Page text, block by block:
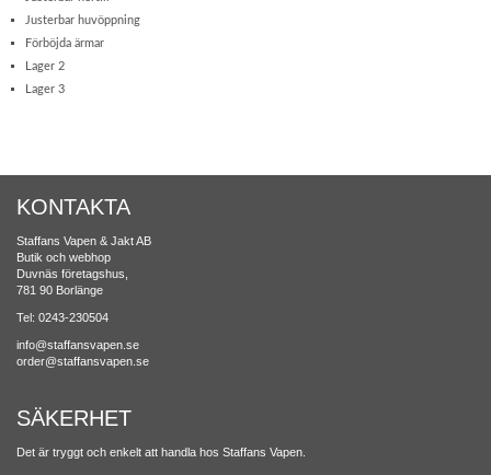
Justerbar huvöppning
Förböjda ärmar
Lager 2
Lager 3
KONTAKTA
Staffans Vapen & Jakt AB
Butik och webhop
Duvnäs företagshus,
781 90 Borlänge
Tel: 0243-230504
info@staffansvapen.se
order@staffansvapen.se
SÄKERHET
Det är tryggt och enkelt att handla hos Staffans Vapen.